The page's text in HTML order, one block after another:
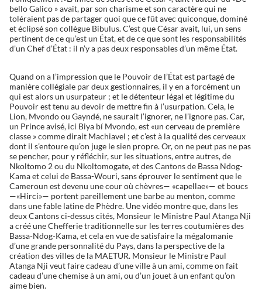
bello Galico » avait, par son charisme et son caractère qui ne
toléraient pas de partager quoi que ce fût avec quiconque, dominé
et éclipsé son collègue Bibulus. C’est que César avait, lui, un sens
pertinent de ce qu’est un État, et de ce que sont les responsabilités
d’un Chef d’État : il n’y a pas deux responsables d’un même État.
Quand on a l’impression que le Pouvoir de l’État est partagé de
manière collégiale par deux gestionnaires, il y en a forcément un
qui est alors un usurpateur ; et le détenteur légal et légitime du
Pouvoir est tenu au devoir de mettre fin à l’usurpation. Cela, le
Lion, Mvondo ou Gayndé, ne saurait l’ignorer, ne l’ignore pas. Car,
un Prince avisé, ici Biya bí Mvondo, est «un cerveau de première
classe » comme dirait Machiavel ; et c’est à la qualité des cerveaux
dont il s’entoure qu’on juge le sien propre. Or, on ne peut pas ne pas
se pencher, pour y réfléchir, sur les situations, entre autres, de
Nkoltomo 2 ou du Nkoltomogate, et des Cantons de Bassa Ndog-
Kama et celui de Bassa-Wouri, sans éprouver le sentiment que le
Cameroun est devenu une cour où chèvres— «capellae»— et boucs
—«Hirci»— portent pareillement une barbe au menton, comme
dans une fable latine de Phèdre. Une vidéo montre que, dans les
deux Cantons ci-dessus cités, Monsieur le Ministre Paul Atanga Nji
a créé une Chefferie traditionnelle sur les terres coutumières des
Bassa-Ndog-Kama, et cela en vue de satisfaire la mégalomanie
d’une grande personnalité du Pays, dans la perspective de la
création des villes de la MAETUR. Monsieur le Ministre Paul
Atanga Nji veut faire cadeau d’une ville à un ami, comme on fait
cadeau d’une chemise à un ami, ou d’un jouet à un enfant qu’on
aime bien.